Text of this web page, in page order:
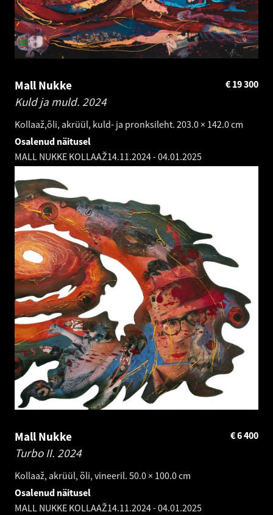
Mall Nukke
Kuld ja muld. 2024
Kollaaž,õli, akrüül, kuld- ja pronksileht. 203.0 × 142.0 cm
19 300
€
Osalenud näitusel
MALL NUKKE KOLLAAŽ14.11.2024-04.01.2025
Mall Nukke
Turbo II. 2024
Kollaaž, akrüül, õli, vineeril. 50.0 × 100.0 cm
6 400
€
Osalenud näitusel
MALL NUKKE KOLLAAŽ14.11.2024-04.01.2025